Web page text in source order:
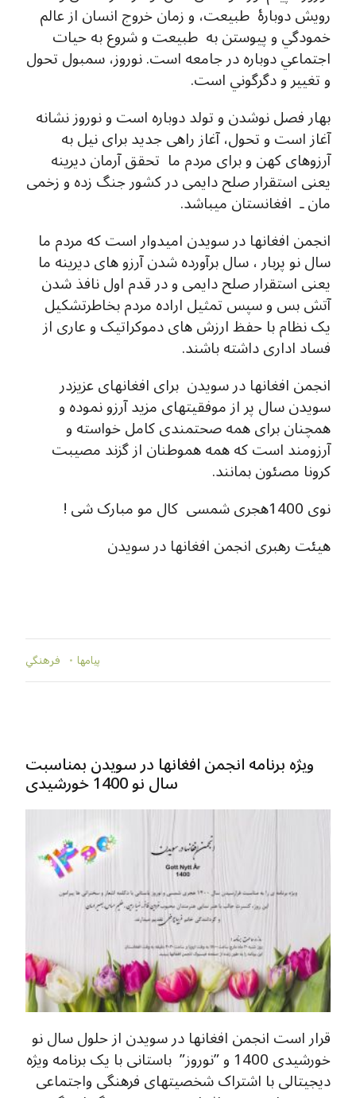
رويش دوبارۀ طبيعت، و زمان خروج انسان از عالم
خمودگي و پيوستن به طبيعت و شروع به حيات
اجتماعي دوباره در جامعه است. نوروز، سمبول تحول
و تغيير و دگرگوني است.
بهار فصل نوشدن و تولد دوباره است و نوروز نشانه
آغاز است و تحول، آغاز راهی جدید برای نیل به
آرزوهای کهن و برای مردم ما تحقق آرمان دیرینه
یعنی استقرار صلح دایمی در کشور جنگ زده و زخمی
مان ـ افغانستان میباشد.
انجمن افغانها در سویدن امیدوار است که مردم ما
سال نو پربار ، سال برآورده شدن آرزو های دیرینه ما
یعنی استقرار صلح دایمی و در قدم اول نافذ شدن
آتش بس و سپس تمثیل اراده مردم بخاطرتشکیل
یک نظام با حفظ ارزش های دموکراتیک و عاری از
فساد اداری داشته باشند.
انجمن افغانها در سویدن برای افغانهای عزیزدر
سویدن سال پر از موفقیتهای مزید آرزو نموده و
همچنان برای همه صحتمندی کامل خواسته و
آرزومند است که همه هموطنان از گزند مصیبت
کرونا مصئون بمانند.
نوی 1400هجری شمسی کال مو مبارک شی !
هیئت رهبری انجمن افغانها در سویدن
پيامها فرهنگي
ویژه برنامه انجمن افغانها در سویدن بمناسبت
سال نو 1400 خورشیدی
قرار است انجمن افغانها در سویدن از حلول سال نو
خورشیدی 1400 و ”نوروز” باستانی با یک برنامه ویژه
دیجیتالی با اشتراک شخصیتهای فرهنگی واجتماعی